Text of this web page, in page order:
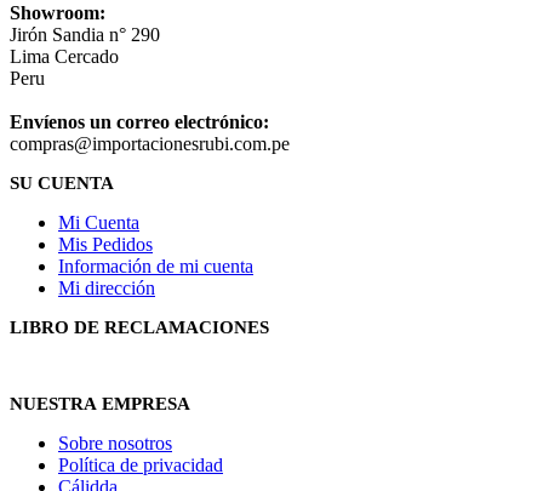
Showroom:
Jirón Sandia n° 290
Lima Cercado
Peru
Envíenos un correo electrónico:
compras@importacionesrubi.com.pe
SU CUENTA
Mi Cuenta
Mis Pedidos
Información de mi cuenta
Mi dirección
LIBRO DE RECLAMACIONES
NUESTRA EMPRESA
Sobre nosotros
Política de privacidad
Cálidda